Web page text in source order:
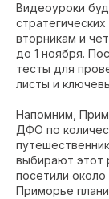
Видеоуроки
вторникам и
до 1 ноября.
тесты для
листы и
Напомним,
ДФО по
выбирают этот
посетили
Приморье